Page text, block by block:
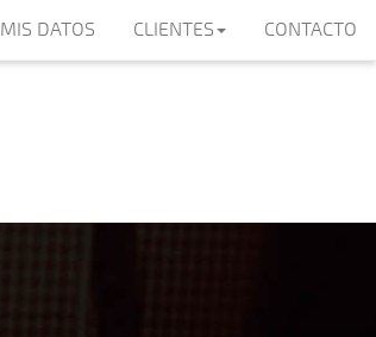
MIS DATOS CLIENTES CONTACTO